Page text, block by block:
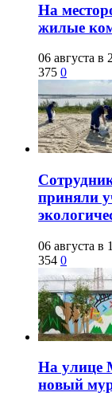
​На
жилые
06 августа в
375 0
приняли
06 августа в
354 0
​На улице
новый